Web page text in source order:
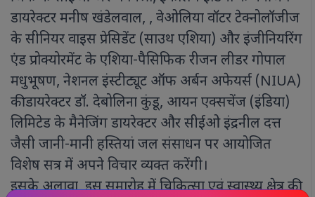
डायरेक्टर मनीष खंडेलवाल, , वेओलिया वॉटर टेक्नोलॉजीज
के सीनियर वाइस प्रेसिडेंट (साउथ एशिया) और इंजीनियरिंग
एंड प्रोक्योरमेंट के एशिया-पैसिफिक रीजन लीडर गोपाल
मधुभूषण, नेशनल इंस्टीट्यूट ऑफ अर्बन अफेयर्स (NIUA)
की डायरेक्टर डॉ. देबोलिना कुंडू, आयन एक्सचेंज (इंडिया)
लिमिटेड के मैनेजिंग डायरेक्टर और सीईओ इंद्रनील दत्त
जैसी जानी-मानी हस्तियां जल संसाधन पर आयोजित
विशेष सत्र में अपने विचार व्यक्त करेंगी।
इसके अलावा, इस समारोह में चिकित्सा एवं स्वास्थ्य क्षेत्र की